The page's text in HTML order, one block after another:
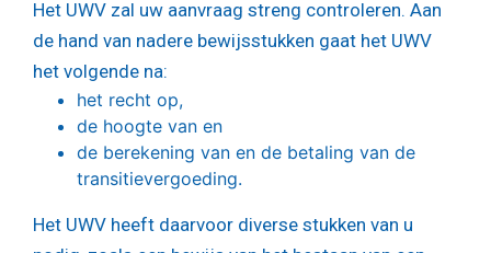
Het UWV zal uw aanvraag streng controleren. Aan
de hand van nadere bewijsstukken gaat het UWV
het volgende na:
het recht op,
de hoogte van en
de berekening van en de betaling van de
transitievergoeding.
Het UWV heeft daarvoor diverse stukken van u